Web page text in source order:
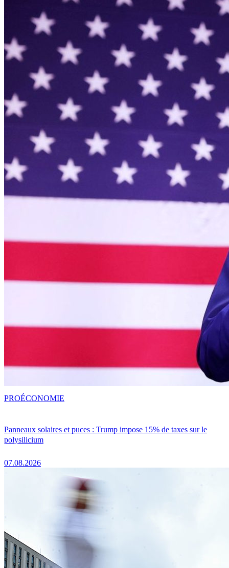
Panneaux solaires et puces : Trump impose 15% de taxes sur le
polysilicium
07.08.2026
PROÉCONOMIE